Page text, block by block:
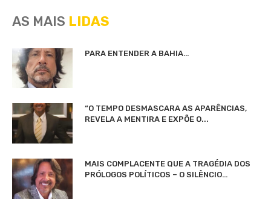
AS MAIS LIDAS
PARA ENTENDER A BAHIA…
“O TEMPO DESMASCARA AS APARÊNCIAS,
REVELA A MENTIRA E EXPÕE O...
MAIS COMPLACENTE QUE A TRAGÉDIA DOS
PRÓLOGOS POLÍTICOS – O SILÊNCIO…